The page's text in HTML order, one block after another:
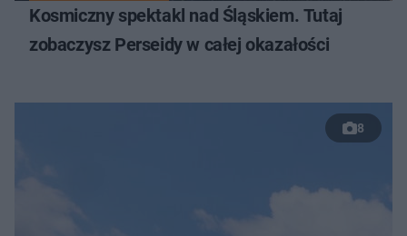
Kosmiczny spektakl nad Śląskiem. Tutaj
zobaczysz Perseidy w całej okazałości
8